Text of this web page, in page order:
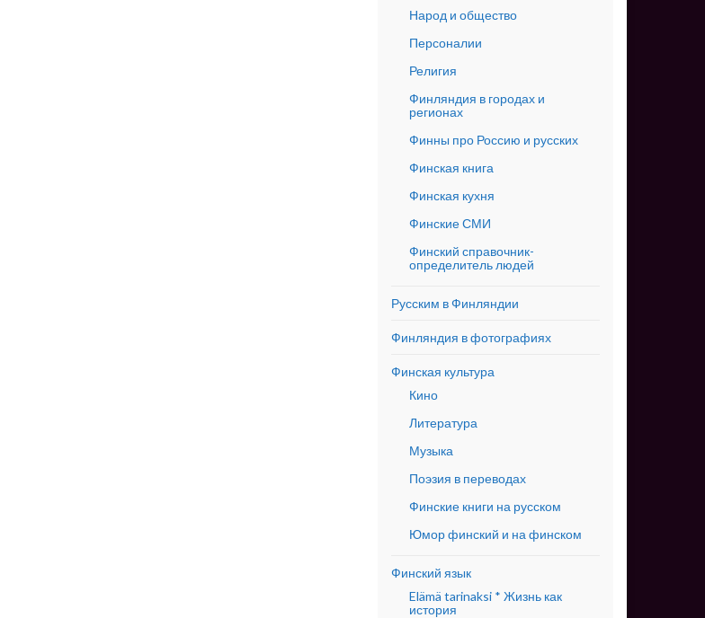
Народ и общество
Персоналии
Религия
Финляндия в городах и
регионах
Финны про Россию и русских
Финская книга
Финская кухня
Финские СМИ
Финский справочник-
определитель людей
Русским в Финляндии
Финляндия в фотографиях
Финская культура
Кино
Литература
Музыка
Поэзия в переводах
Финские книги на русском
Юмор финский и на финском
Финский язык
Elämä tarinaksi * Жизнь как
история